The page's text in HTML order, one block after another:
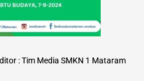
: Tim Media SMKN 1 Mataram